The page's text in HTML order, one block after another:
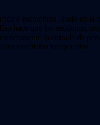
a escombros. Todo en
hace que los residentes
la entrada de
conflictos inesperados.